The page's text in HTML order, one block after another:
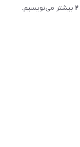
بیشتر می‌نویسیم.